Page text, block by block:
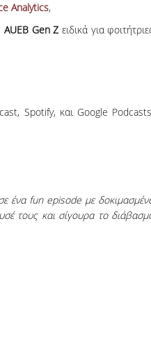
Analytics,
AUEB Gen Z ειδικά για
Spotify, και Google
ένα fun episode με
τους και σίγουρα το